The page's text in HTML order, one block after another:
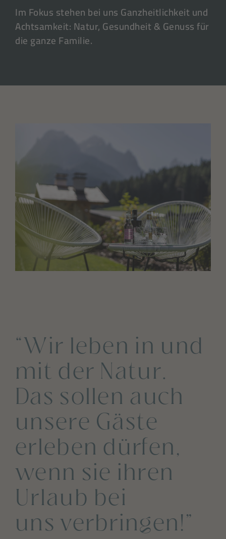
Im Fokus stehen bei uns Ganzheitlichkeit und
Achtsamkeit: Natur, Gesundheit & Genuss für
die ganze Familie.
“Wir leben in und
mit der Natur.
Das sollen auch
unsere Gäste
erleben dürfen,
wenn sie ihren
Urlaub bei
uns verbringen!”